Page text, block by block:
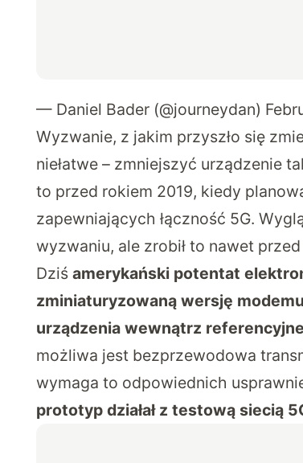
— Daniel Bader (@journeydan)
Wyzwanie, z jakim przyszło się
niełatwe – zmniejszyć urządzenie
to przed rokiem 2019, kiedy
zapewniających łączność 5G.
wyzwaniu, ale zrobił to nawet
Dziś amerykański potentat
zminiaturyzowaną wersję
urządzenia wewnątrz
możliwa jest bezprzewodowa
wymaga to odpowiednich
prototyp działał z testową siecią